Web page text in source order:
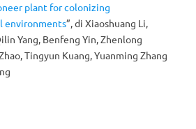
plant for colonizing
environments”, di Xiaoshuang Li,
Yang, Benfeng Yin, Zhenlong
Tingyun Kuang, Yuanming Zhang